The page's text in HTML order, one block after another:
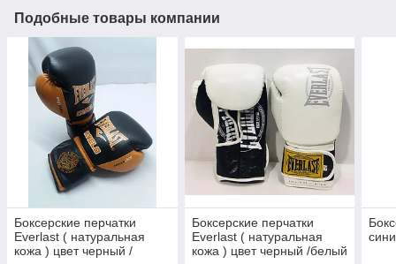
Подобные товары компании
Боксерские перчатки
Everlast ( натуральная
кожа ) цвет черный /
Боксерские перчатки
Everlast ( натуральная
кожа ) цвет черный /белый